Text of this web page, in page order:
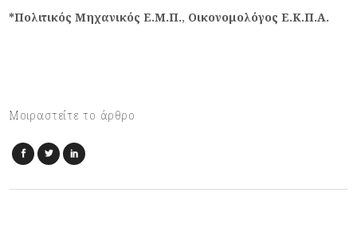
*Πολιτικός Μηχανικός Ε.Μ.Π., Οικονομολόγος Ε.Κ.Π.Α.
Μοιραστείτε το άρθρο